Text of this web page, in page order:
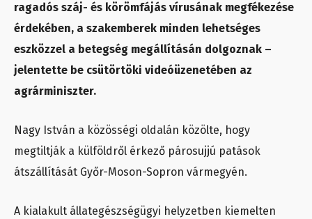
ragadós száj- és körömfájás vírusának megfékezése
érdekében, a szakemberek minden lehetséges
eszközzel a betegség megállításán dolgoznak –
jelentette be csütörtöki videóüzenetében az
agrárminiszter.
Nagy István a közösségi oldalán közölte, hogy
megtiltják a külföldről érkező párosujjú patások
átszállítását Győr-Moson-Sopron vármegyén.
A kialakult állategészségügyi helyzetben kiemelten